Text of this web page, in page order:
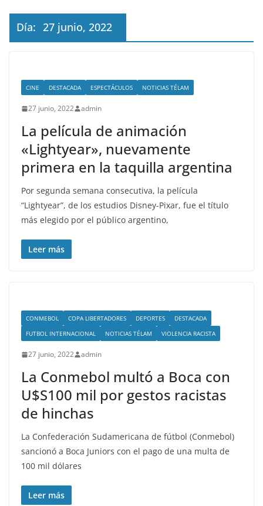
Día: 27 junio, 2022
CINE DESTACADA ESPECTÁCULOS NOTICIAS TÉLAM
27 junio, 2022 admin
La película de animación
«Lightyear», nuevamente
primera en la taquilla argentina
Por segunda semana consecutiva, la película
“Lightyear”, de los estudios Disney-Pixar, fue el título
más elegido por el público argentino,
Leer más
CONMEBOL COPA LIBERTADORES DEPORTES
DESTACADA
FUTBOL INTERNACIONAL
NOTICIAS TÉLAM VIOLENCIA RACISTA
27 junio, 2022 admin
La Conmebol multó a Boca con
U$S100 mil por gestos racistas
de hinchas
La Confederación Sudamericana de fútbol (Conmebol)
sancionó a Boca Juniors con el pago de una multa de
100 mil dólares
Leer más